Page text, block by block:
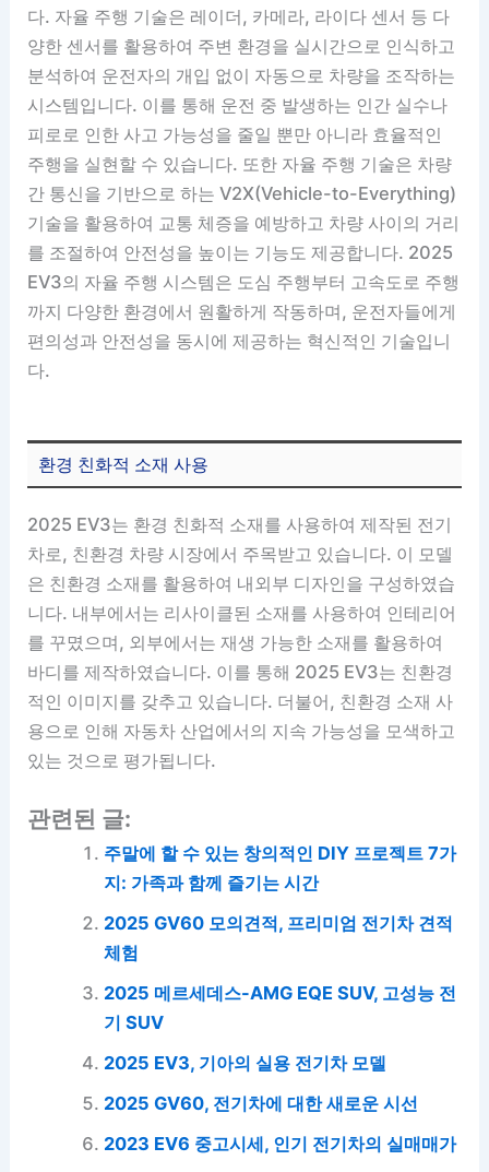
다. 자율 주행 기술은 레이더, 카메라, 라이다 센서 등 다
양한 센서를 활용하여 주변 환경을 실시간으로 인식하고
분석하여 운전자의 개입 없이 자동으로 차량을 조작하는
시스템입니다. 이를 통해 운전 중 발생하는 인간 실수나
피로로 인한 사고 가능성을 줄일 뿐만 아니라 효율적인
주행을 실현할 수 있습니다. 또한 자율 주행 기술은 차량
간 통신을 기반으로 하는 V2X(Vehicle-to-Everything)
기술을 활용하여 교통 체증을 예방하고 차량 사이의 거리
를 조절하여 안전성을 높이는 기능도 제공합니다. 2025
EV3의 자율 주행 시스템은 도심 주행부터 고속도로 주행
까지 다양한 환경에서 원활하게 작동하며, 운전자들에게
편의성과 안전성을 동시에 제공하는 혁신적인 기술입니
다.
환경 친화적 소재 사용
2025 EV3는 환경 친화적 소재를 사용하여 제작된 전기
차로, 친환경 차량 시장에서 주목받고 있습니다. 이 모델
은 친환경 소재를 활용하여 내외부 디자인을 구성하였습
니다. 내부에서는 리사이클된 소재를 사용하여 인테리어
를 꾸몄으며, 외부에서는 재생 가능한 소재를 활용하여
바디를 제작하였습니다. 이를 통해 2025 EV3는 친환경
적인 이미지를 갖추고 있습니다. 더불어, 친환경 소재 사
용으로 인해 자동차 산업에서의 지속 가능성을 모색하고
있는 것으로 평가됩니다.
관련된 글:
주말에 할 수 있는 창의적인 DIY 프로젝트 7가
지: 가족과 함께 즐기는 시간
2025 GV60 모의견적, 프리미엄 전기차 견적
체험
2025 메르세데스-AMG EQE SUV, 고성능 전
기 SUV
2025 EV3, 기아의 실용 전기차 모델
2025 GV60, 전기차에 대한 새로운 시선
2023 EV6 중고시세, 인기 전기차의 실매매가